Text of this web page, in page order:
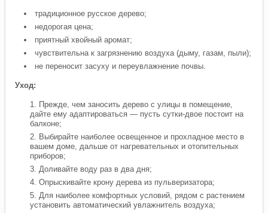
традиционное русское дерево;
недорогая цена;
приятный хвойный аромат;
чувствительна к загрязнению воздуха (дыму, газам, пыли);
не переносит засуху и переувлажнение почвы.
Уход:
Прежде, чем заносить дерево с улицы в помещение,
дайте ему адаптироваться — пусть сутки-двое постоит на
балконе;
Выбирайте наиболее освещенное и прохладное место в
вашем доме, дальше от нагревательных и отопительных
приборов;
Доливайте воду раз в два дня;
Опрыскивайте крону дерева из пульверизатора;
Для наиболее комфортных условий, рядом с растением
установить автоматический увлажнитель воздуха;